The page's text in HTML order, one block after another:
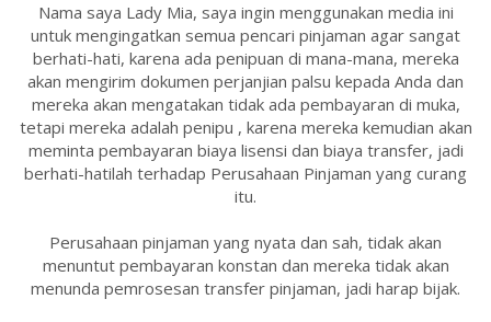
Nama saya Lady Mia, saya ingin menggunakan media ini
untuk mengingatkan semua pencari pinjaman agar sangat
berhati-hati, karena ada penipuan di mana-mana, mereka
akan mengirim dokumen perjanjian palsu kepada Anda dan
mereka akan mengatakan tidak ada pembayaran di muka,
tetapi mereka adalah penipu , karena mereka kemudian akan
meminta pembayaran biaya lisensi dan biaya transfer, jadi
berhati-hatilah terhadap Perusahaan Pinjaman yang curang
itu.
Perusahaan pinjaman yang nyata dan sah, tidak akan
menuntut pembayaran konstan dan mereka tidak akan
menunda pemrosesan transfer pinjaman, jadi harap bijak.